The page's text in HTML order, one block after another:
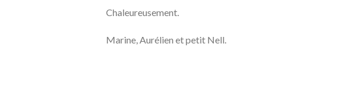
Chaleureusement.
Marine, Aurélien et petit Nell.